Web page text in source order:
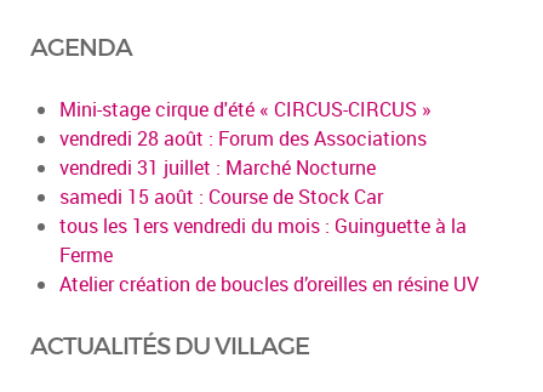
AGENDA
Mini-stage cirque d'été « CIRCUS-CIRCUS »
vendredi 28 août : Forum des Associations
vendredi 31 juillet : Marché Nocturne
samedi 15 août : Course de Stock Car
tous les 1ers vendredi du mois : Guinguette à la
Ferme
Atelier création de boucles d’oreilles en résine UV
ACTUALITÉS DU VILLAGE